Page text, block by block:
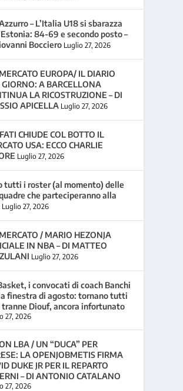
– L’Italia U18 si sbarazza
84-69 e secondo posto –
Bocciero Luglio 27, 2026
EUROPA/ IL DIARIO
GIORNO: A BARCELLONA
LA RICOSTRUZIONE – DI
APICELLA Luglio 27, 2026
CHIUDE COL BOTTO IL
USA: ECCO CHARLIE
Luglio 27, 2026
tutti i roster (al momento) delle
che parteciperanno alla
Luglio 27, 2026
/ MARIO HEZONJA
IN NBA – DI MATTEO
Luglio 27, 2026
i convocati di coach Banchi
finestra di agosto: tornano tutti
tranne Diouf, ancora infortunato
27, 2026
LBA / UN “DUCA” PER
LA OPENJOBMETIS FIRMA
DUKE JR PER IL REPARTO
– DI ANTONIO CATALANO
27, 2026